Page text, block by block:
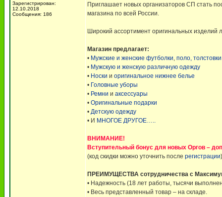
Зарегистрирован:
12.10.2018
Сообщения: 186
Приглашает новых организаторов СП стать
магазина по всей России.
Широкий ассортимент оригинальных изделий
Магазин предлагает:
• Мужские и женские футболки, поло, толстовки
• Мужскую и женскую различную одежду
• Носки и оригинальное нижнее белье
• Головные уборы
• Ремни и аксессуары
• Оригинальные подарки
• Детскую одежду
• И МНОГОЕ ДРУГОЕ…..
ВНИМАНИЕ!
Вступительный бонус для новых Оргов –
(код скидки можно уточнить после регистрации)
ПРЕИМУЩЕСТВА сотрудничества с
• Надежность (18 лет работы, тысячи
• Весь представленный товар – на складе.